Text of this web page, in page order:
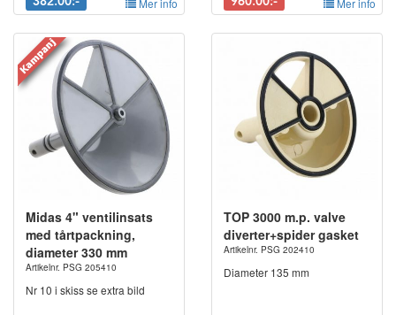
Mer info Mer info
Midas 4" ventilinsats
med tårtpackning,
diameter 330 mm
Artikelnr. PSG 205410
Nr 10 i skiss se extra bild
TOP 3000 m.p. valve
diverter+spider gasket
Artikelnr. PSG 202410
Diameter 135 mm